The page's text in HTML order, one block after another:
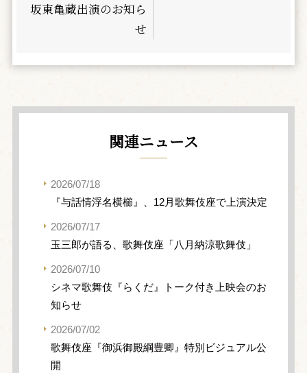
坂東亀蔵出演のお知ら
せ
関連ニュース
2026/07/18
『与話情浮名横櫛』、12月歌舞伎座で上演決定
2026/07/17
玉三郎が語る、歌舞伎座「八月納涼歌舞伎」
2026/07/10
シネマ歌舞伎『らくだ』トーク付き上映会のお
知らせ
2026/07/02
歌舞伎座『御浜御殿綱豊卿』特別ビジュアル公
開